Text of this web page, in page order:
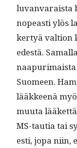
luvan­varaista
nopeasti ylös
ker­tyä val­tion
edestä.
Suomeen.
lääk­keenä
muu­ta
MS-tau­tia tai
es­ti, jopa niin,